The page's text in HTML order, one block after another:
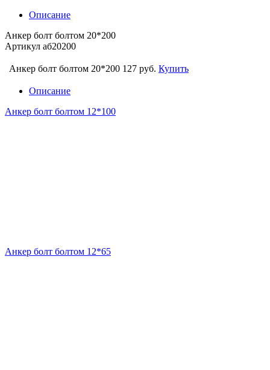
Описание
Анкер болт болтом 20*200
Артикул аб20200
Анкер болт болтом 20*200 127 руб. Купить
Описание
Анкер болт болтом 12*100
Анкер болт болтом 12*65